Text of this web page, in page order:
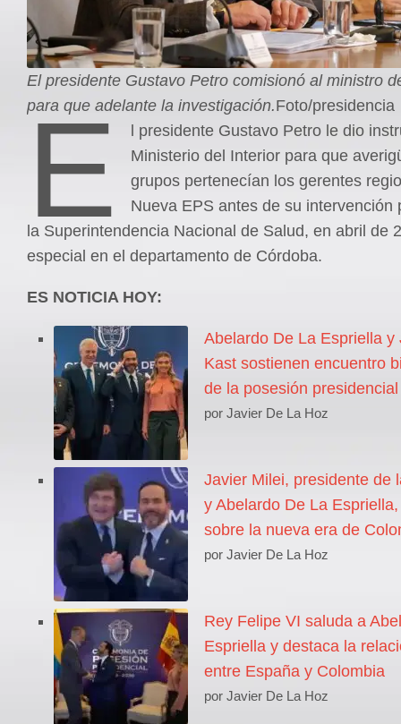
El presidente Gustavo Petro comisionó al ministro
para que adelante la investigación.Foto/presidencia
E
l presidente Gustavo Petro le dio
Ministerio del Interior para que
grupos pertenecían los gerentes
Nueva EPS antes de su intervención
la Superintendencia Nacional de Salud, en abril de
especial en el departamento de Córdoba.
ES NOTICIA HOY:
Abelardo De La Espriella y
Kast sostienen encuentro
de la posesión presidencial
por Javier De La Hoz
Javier Milei, presidente de
y Abelardo De La
sobre la nueva era de
por Javier De La Hoz
Rey Felipe VI saluda a
Espriella y destaca la
entre España y Colombia
por Javier De La Hoz